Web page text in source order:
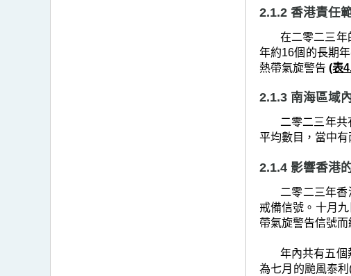
2.1.2 香港責任
在二零二三年
年約16個的長期
熱帶氣旋警告 (表
2.1.3 南海區域
二零二三年
平均數目，當中有
2.1.4 影響香港
二零二三年
戒備信號。十月
帶氣旋警告信號而
年內共有五個
為七月的颱風泰